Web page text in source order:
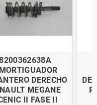
DERECHO
MEGANE
II FASE II